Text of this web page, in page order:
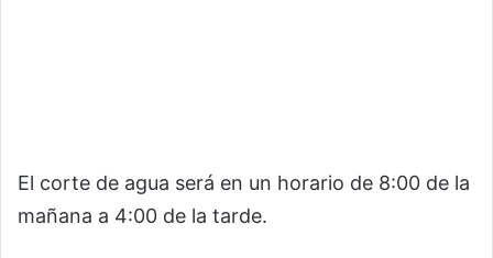
El corte de agua será en un horario de 8:00 de la
mañana a 4:00 de la tarde.